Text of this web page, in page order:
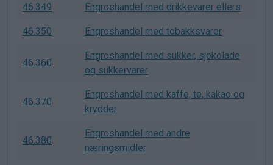
46.349 Engroshandel med drikkevarer ellers
46.350 Engroshandel med tobakksvarer
46.360
Engroshandel med sukker, sjokolade
og sukkervarer
46.370
Engroshandel med kaffe, te, kakao og
krydder
46.380
Engroshandel med andre
næringsmidler